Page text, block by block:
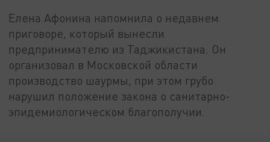
Елена Афонина напомнила о недавнем
приговоре, который вынесли
предпринимателю из Таджикистана. Он
организовал в Московской области
производство шаурмы, при этом грубо
нарушил положение закона о санитарно-
эпидемиологическом благополучии.